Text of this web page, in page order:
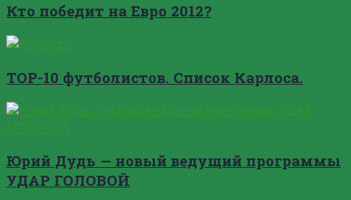
Кто победит на Евро 2012?
TOP-10 футболистов. Список Карлоса.
Юрий Дудь — новый ведущий программы
УДАР ГОЛОВОЙ